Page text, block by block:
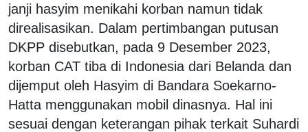
janji hasyim menikahi korban namun tidak
direalisasikan. Dalam pertimbangan putusan
DKPP disebutkan, pada 9 Desember 2023,
korban CAT tiba di Indonesia dari Belanda dan
dijemput oleh Hasyim di Bandara Soekarno-
Hatta menggunakan mobil dinasnya. Hal ini
sesuai dengan keterangan pihak terkait Suhardi